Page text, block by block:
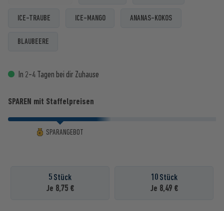
ICE-TRAUBE ICE-MANGO ANANAS-KOKOS
BLAUBEERE
In 2-4 Tagen bei dir Zuhause
SPAREN mit Staffelpreisen
SPARANGEBOT
5 Stück
Je 8,75 €
10 Stück
Je 8,49 €